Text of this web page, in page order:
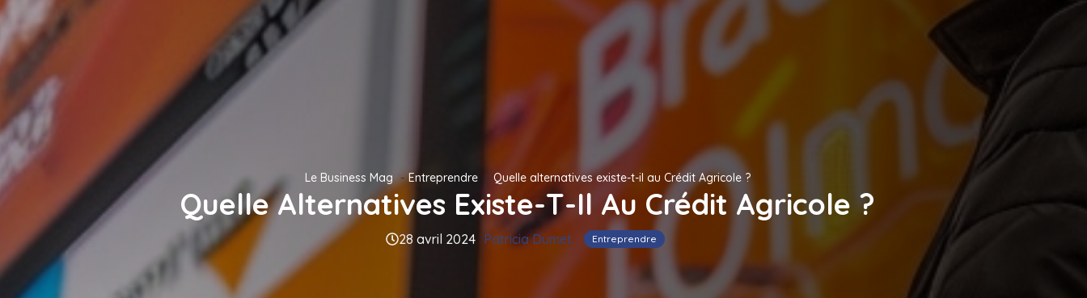
Le Business Mag Entreprendre Quelle alternatives existe-t-il au Crédit Agricole ?
Quelle Alternatives Existe-T-Il Au Crédit Agricole ?
28 avril 2024 Patricia Dumet Entreprendre